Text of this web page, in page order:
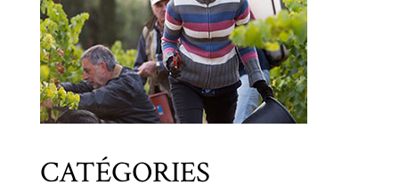
CATÉGORIES